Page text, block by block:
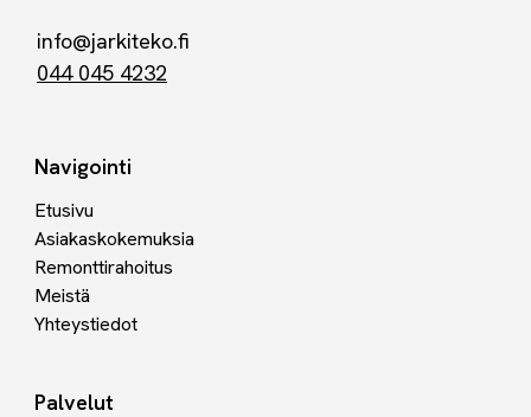
info@jarkiteko.fi
044 045 4232
Navigointi
Etusivu
Asiakaskokemuksia
Remonttirahoitus
Meistä
Yhteystiedot
Palvelut